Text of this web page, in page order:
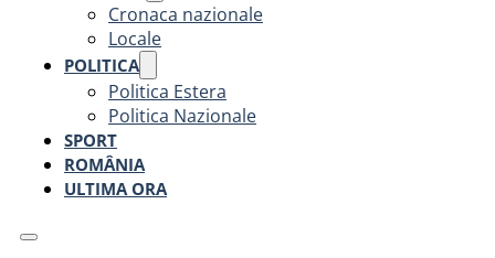
Cronaca nazionale
Locale
POLITICA
Politica Estera
Politica Nazionale
SPORT
ROMÂNIA
ULTIMA ORA